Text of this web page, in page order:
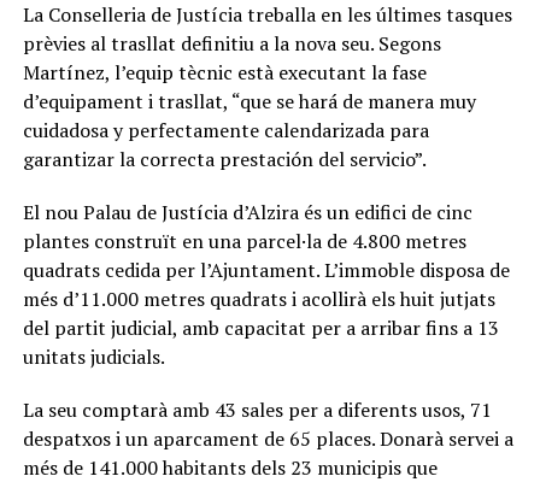
La Conselleria de Justícia treballa en les últimes tasques
prèvies al trasllat definitiu a la nova seu. Segons
Martínez, l’equip tècnic està executant la fase
d’equipament i trasllat, “que se hará de manera muy
cuidadosa y perfectamente calendarizada para
garantizar la correcta prestación del servicio”.
El nou Palau de Justícia d’Alzira és un edifici de cinc
plantes construït en una parcel·la de 4.800 metres
quadrats cedida per l’Ajuntament. L’immoble disposa de
més d’11.000 metres quadrats i acollirà els huit jutjats
del partit judicial, amb capacitat per a arribar fins a 13
unitats judicials.
La seu comptarà amb 43 sales per a diferents usos, 71
despatxos i un aparcament de 65 places. Donarà servei a
més de 141.000 habitants dels 23 municipis que